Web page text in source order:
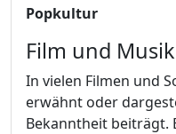
Popkultur
Film und Musik
In vielen Filmen und
erwähnt oder
Bekanntheit beiträgt.